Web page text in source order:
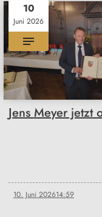
10
Juni 2026
Jens Meyer jetzt
10. Juni 202614:59